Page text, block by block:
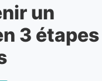
un
3 étapes